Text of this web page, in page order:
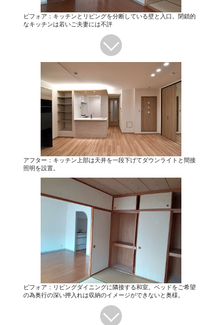
ビフォア：キッチンとリビングを分断している壁と入口。閉鎖的
なキッチンは若いご夫妻には不評
アフター：キッチン上部は天井を一段下げてダウンライトと間接
照明を設置。
ビフォア：リビングダイニングに隣接する和室。ベッドをご希望
の為奥行の深い押入れは収納のイメージができないと奥様。